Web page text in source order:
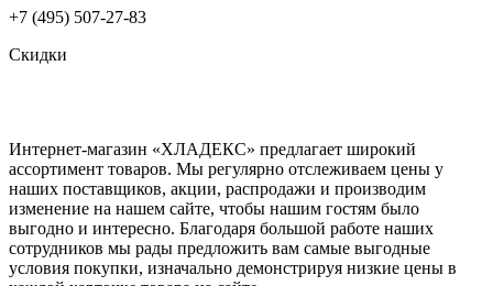
+7 (495) 507-27-83
Скидки
Интернет-магазин «ХЛАДЕКС» предлагает широкий
ассортимент товаров. Мы регулярно отслеживаем цены у
наших поставщиков, акции, распродажи и производим
изменение на нашем сайте, чтобы нашим гостям было
выгодно и интересно. Благодаря большой работе наших
сотрудников мы рады предложить вам самые выгодные
условия покупки, изначально демонстрируя низкие цены в